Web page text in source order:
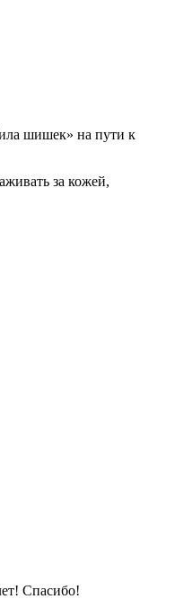
шишек» на пути к
за кожей,
Спасибо!